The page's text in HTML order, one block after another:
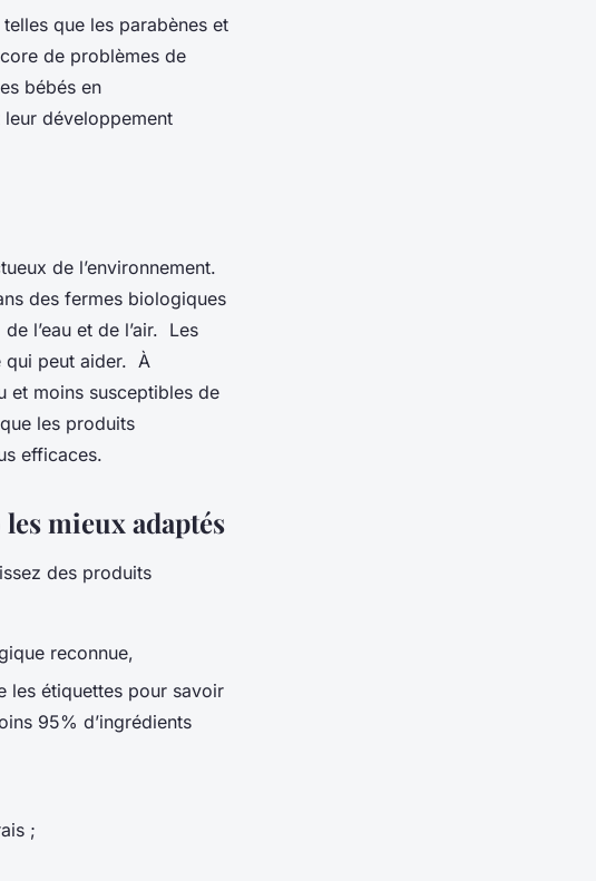
que les parabènes et
de problèmes de
bébés en
développement
de l’environnement.
des fermes biologiques
l’eau et de l’air. Les
qui peut aider. À
et moins susceptibles de
les produits
efficaces.
mieux adaptés
des produits
reconnue,
les étiquettes pour savoir
95% d’ingrédients
;